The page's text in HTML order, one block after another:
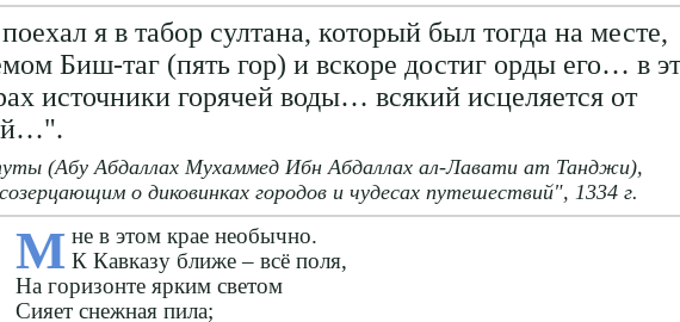
я в табор султана, который был тогда на месте,
Биш-таг (пять гор) и вскоре достиг орды его… в
источники горячей воды… всякий исцеляется от
(Абу Абдаллах Мухаммед Ибн Абдаллах ал-Лавати ат Танджи),
о диковинках городов и чудесах путешествий", 1334 г.
М не в этом крае необычно.
К Кавказу ближе – всё поля,
На горизонте ярким светом
Сияет снежная пила;